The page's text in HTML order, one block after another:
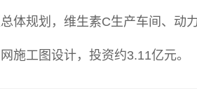
体规划，维生素C生产车间、动
施工图设计，投资约3.11亿元。